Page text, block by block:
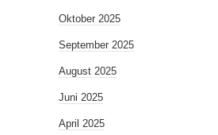
Oktober 2025
September 2025
August 2025
Juni 2025
April 2025